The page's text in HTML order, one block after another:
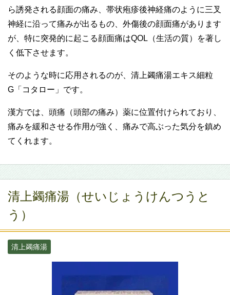
ら誘発される顔面の痛み、帯状疱疹後神経痛のように三叉
神経に沿って痛みが出るもの、外傷後の顔面痛があります
が、特に突発的に起こる顔面痛はQOL（生活の質）を著し
く低下させます。
そのような時に応用されるのが、清上蠲痛湯エキス細粒
G「コタロー」です。
漢方では、頭痛（頭部の痛み）薬に位置付けられており、
痛みを緩和させる作用が強く、痛みで高ぶった気分を鎮め
てくれます。
清上蠲痛湯（せいじょうけんつうと
う）
清上蠲痛湯